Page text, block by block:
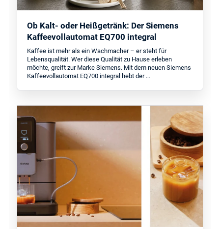
Ob Kalt- oder Heißgetränk: Der Siemens
Kaffeevollautomat EQ700 integral
Kaffee ist mehr als ein Wachmacher – er steht für
Lebensqualität. Wer diese Qualität zu Hause erleben
möchte, greift zur Marke Siemens. Mit dem neuen Siemens
Kaffeevollautomat EQ700 integral hebt der …